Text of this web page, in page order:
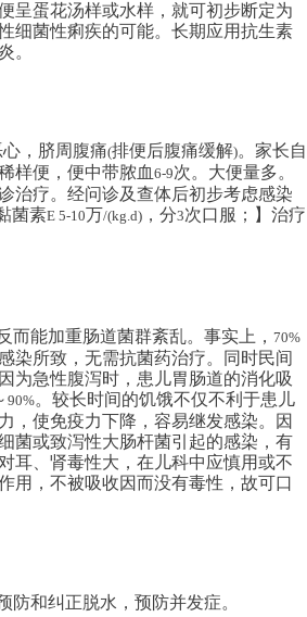
呈蛋花汤样或水样，就可初步断定为
细菌性痢疾的可能。长期应用抗生素
。
，脐周腹痛(排便后腹痛缓解)。家长自
样便，便中带脓血 6-9次。大便量多。
治疗。经问诊及查体后初步考虑感染
菌素E 5-10万/(kg.d) ，分3次口服；】治疗
能加重肠道菌群紊乱。事实上， 70%
染所致，无需抗菌药治疗。同时民间
为急性腹泻时，患儿胃肠道的消化吸
90%。较长时间的饥饿不仅不利于患儿
，使免疫力下降，容易继发感染。因
菌或致泻性大肠杆菌引起的感染，有
耳、肾毒性大，在儿科中应慎用或不
用，不被吸收因而没有毒性，故可口
和纠正脱水，预防并发症。